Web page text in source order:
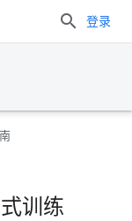
登录
训练